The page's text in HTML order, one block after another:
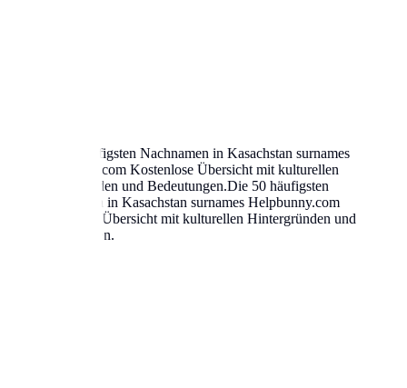
Die 50 häufigsten Nachnamen in Kasachstan surnames
Helpbunny.com Kostenlose Übersicht mit kulturellen
Hintergründen und Bedeutungen.Die 50 häufigsten
Nachnamen in Kasachstan surnames Helpbunny.com
Kostenlose Übersicht mit kulturellen Hintergründen und
und Bedeutungen.